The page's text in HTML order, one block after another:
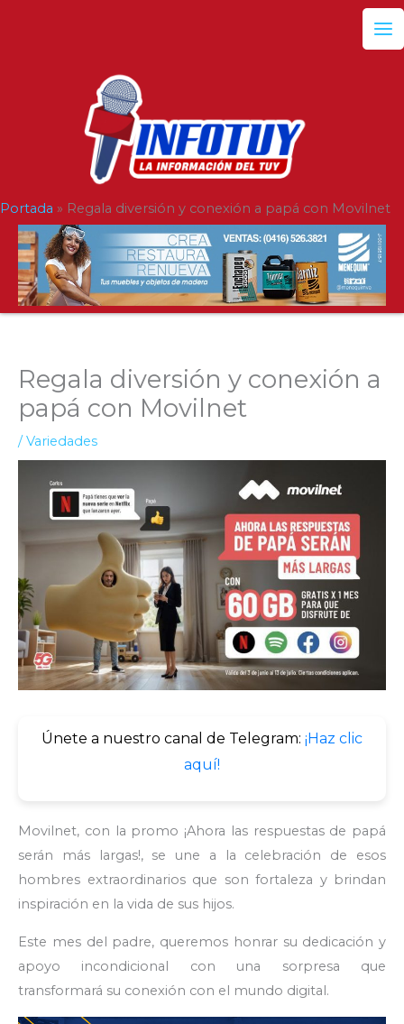
Portada » Regala diversión y conexión a papá con Movilnet
Regala diversión y conexión a
papá con Movilnet
/Variedades
Únete a nuestro canal de Telegram: ¡Haz clic
aquí!
Movilnet, con la promo ¡Ahora las respuestas de papá
serán más largas!, se une a la celebración de esos
hombres extraordinarios que son fortaleza y brindan
inspiración en la vida de sus hijos.
Este mes del padre, queremos honrar su dedicación y
apoyo incondicional con una sorpresa que
transformará su conexión con el mundo digital.